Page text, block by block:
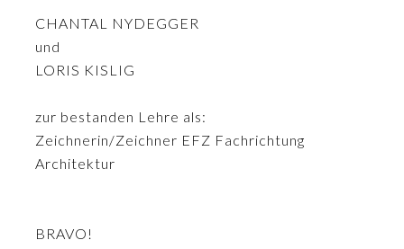
CHANTAL NYDEGGER
und
LORIS KISLIG
zur bestanden Lehre als:
Zeichnerin/Zeichner EFZ Fachrichtung
Architektur
BRAVO!